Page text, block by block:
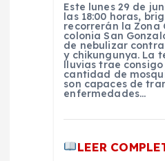
Este lunes 29 de
las 18:00 horas,
recorrerán la Zona
colonia San
de nebulizar
y chikungunya. La
lluvias trae
cantidad de
son capaces de
enfermedades…
LEER